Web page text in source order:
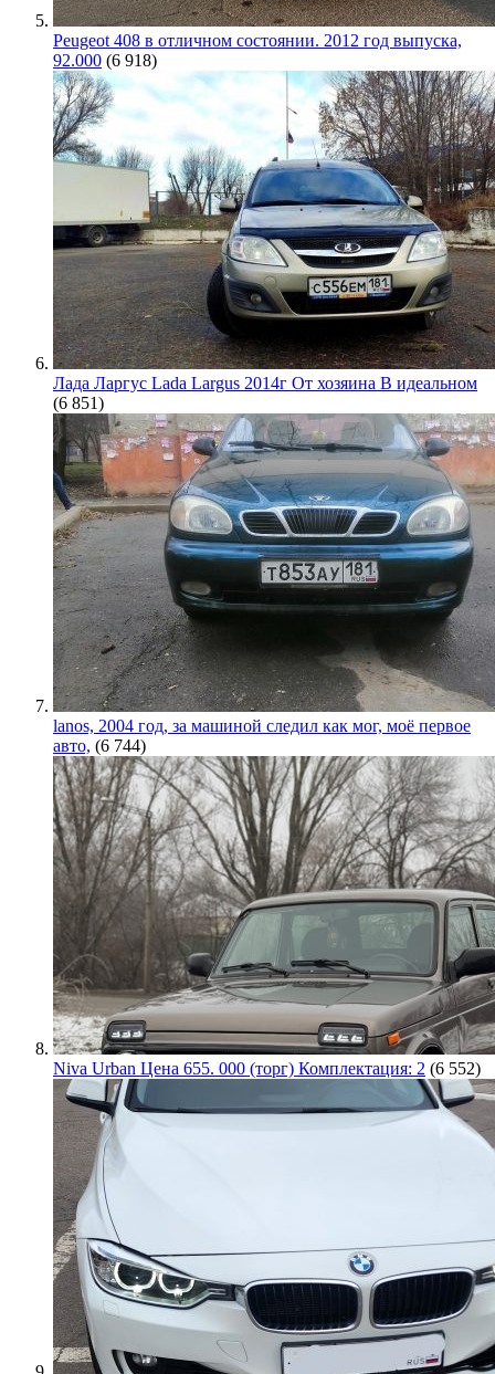
Peugeot 408 в отличном состоянии. 2012 год выпуска,
92.000 (6 918)
Лада Ларгус Lada Largus 2014г От хозяина В идеальном
(6 851)
lanos, 2004 год, за машиной следил как мог, моё первое
авто, (6 744)
Niva Urban Цена 655. 000 (торг) Комплектация: 2 (6 552)